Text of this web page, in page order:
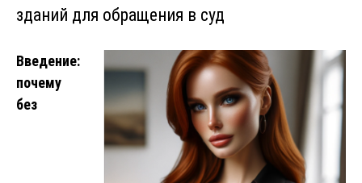
зданий для обращения в суд
Введение:
почему
без